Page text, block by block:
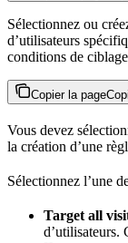
Sélectionnez ou
d’utilisateurs
conditions de
Copier la page
Vous devez
la création d’une
Sélectionnez l’une
Target all
d’utilisateurs.